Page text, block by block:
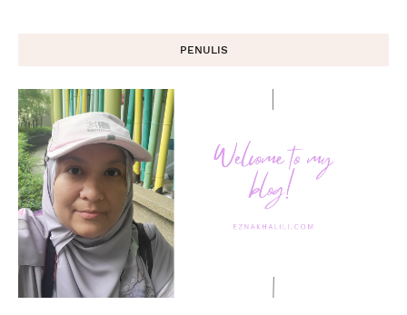
PENULIS